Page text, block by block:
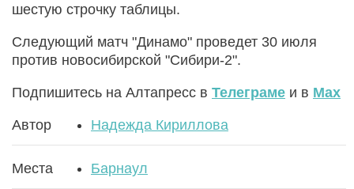
шестую строчку таблицы.
Следующий матч "Динамо" проведет 30 июля
против новосибирской "Сибири-2".
Подпишитесь на Алтапресс в Телеграме и в Max
Автор Надежда Кириллова
Места Барнаул